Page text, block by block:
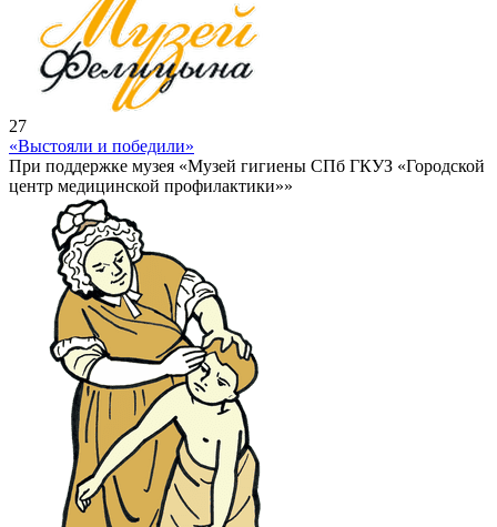
27
«Выстояли и победили»
При поддержке музея «Музей гигиены СПб ГКУЗ «Городской
центр медицинской профилактики»»